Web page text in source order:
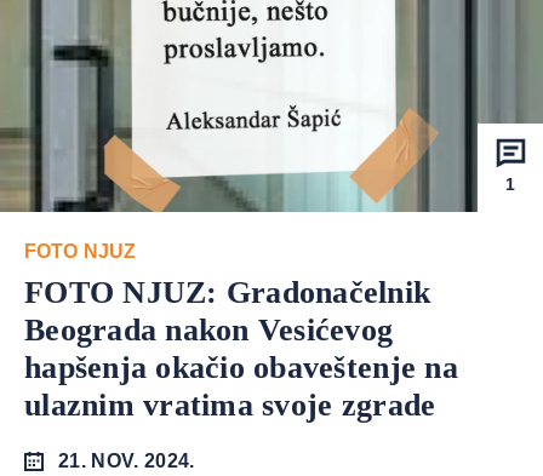
1
FOTO NJUZ
FOTO NJUZ: Gradonačelnik
Beograda nakon Vesićevog
hapšenja okačio obaveštenje na
ulaznim vratima svoje zgrade
21. NOV. 2024.